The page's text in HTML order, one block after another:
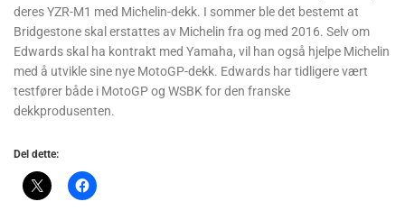
deres YZR-M1 med Michelin-dekk. I sommer ble det bestemt at
Bridgestone skal erstattes av Michelin fra og med 2016. Selv om
Edwards skal ha kontrakt med Yamaha, vil han også hjelpe Michelin
med å utvikle sine nye MotoGP-dekk. Edwards har tidligere vært
testfører både i MotoGP og WSBK for den franske
dekkprodusenten.
Del dette: